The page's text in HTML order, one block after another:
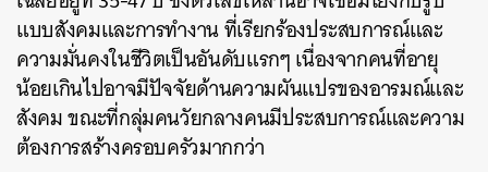
แบบสังคมและการทำงาน ที่เรียกร้องประสบการณ์และ
ความมั่นคงในชีวิตเป็นอันดับแรกๆ เนื่องจากคนที่อายุ
น้อยเกินไปอาจมีปัจจัยด้านความผันแปรของอารมณ์และ
สังคม ขณะที่กลุ่มคนวัยกลางคนมีประสบการณ์และความ
ต้องการสร้างครอบครัวมากกว่า